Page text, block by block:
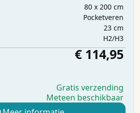
80 x 200 cm
Pocketveren
23 cm
H2/H3
€ 114,95
Gratis verzending
Meteen beschikbaar